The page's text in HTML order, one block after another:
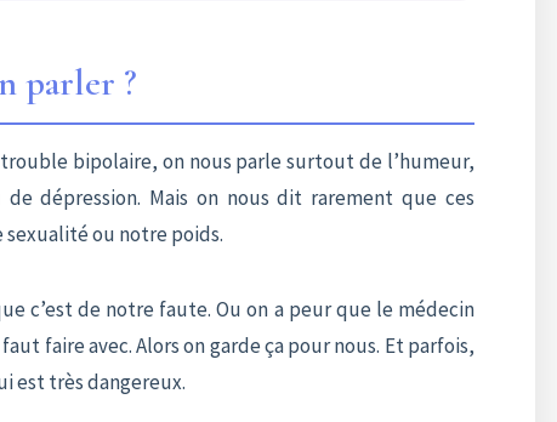
parler ?
bipolaire, on nous parle surtout de l’humeur,
dépression. Mais on nous dit rarement que ces
ou notre poids.
c’est de notre faute. Ou on a peur que le médecin
faire avec. Alors on garde ça pour nous. Et parfois,
est très dangereux.